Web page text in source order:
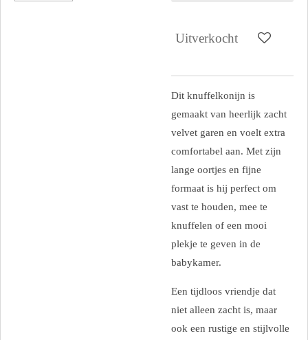
Uitverkocht
Dit knuffelkonijn is
gemaakt van heerlijk zacht
velvet garen en voelt extra
comfortabel aan. Met zijn
lange oortjes en fijne
formaat is hij perfect om
vast te houden, mee te
knuffelen of een mooi
plekje te geven in de
babykamer.
Een tijdloos vriendje dat
niet alleen zacht is, maar
ook een rustige en stijlvolle